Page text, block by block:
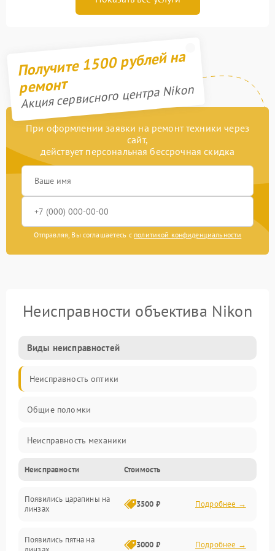
Получите 1500 рублей на
ремонт
Акция сервисного центра Nikon
При оформлении заявки на ремонт техники через
сайт,
действует персональная бессрочная скидка
Отправляя, Вы соглашаетесь с политикой конфиденциальности
Неисправности объектива Nikon
Виды неисправностей
Неисправность оптики
Общие поломки
Неисправность механики
Неисправность электроники (если объектив с мотором/
Прочие неисправности
Неисправности Стоимость
Появились царапины на
линзах
3500 ₽ Подробнее →
Появились пятна на
3000 ₽ Подробнее →